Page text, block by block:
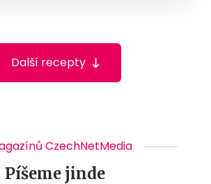
Další recepty
CzechNetMedia
Píšeme jinde